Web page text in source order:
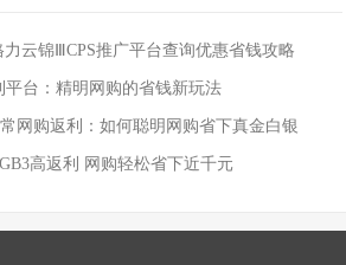
云锦ⅢCPS推广平台查询优惠省钱攻略
平台：精明网购的省钱新玩法
网购返利：如何聪明网购省下真金白银
高返利 网购轻松省下近千元